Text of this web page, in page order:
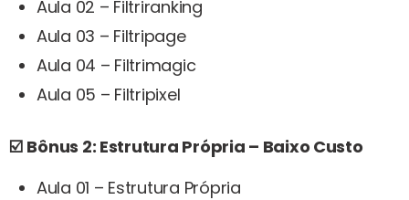
Aula 02 – Filtriranking
Aula 03 – Filtripage
Aula 04 – Filtrimagic
Aula 05 – Filtripixel
☑️ Bônus 2: Estrutura Própria – Baixo Custo
Aula 01 – Estrutura Própria